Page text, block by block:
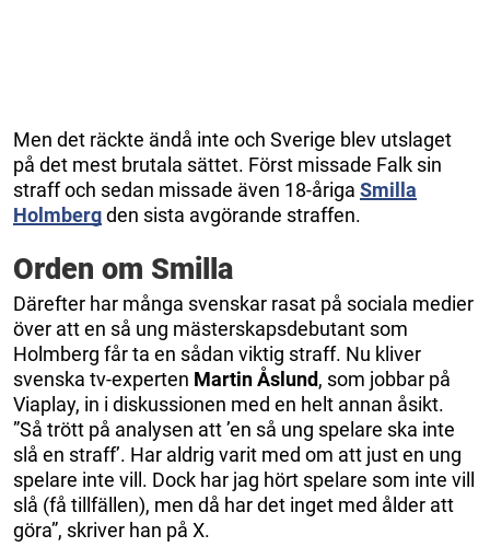
Men det räckte ändå inte och Sverige blev utslaget
på det mest brutala sättet. Först missade Falk sin
straff och sedan missade även 18-åriga Smilla
Holmbergden sista avgörande straffen.
Orden om Smilla
Därefter har många svenskar rasat på sociala medier
över att en så ung mästerskapsdebutant som
Holmberg får ta en sådan viktig straff. Nu kliver
svenska tv-experten Martin Åslund, som jobbar på
Viaplay, in i diskussionen med en helt annan åsikt.
”Så trött på analysen att ’en så ung spelare ska inte
slå en straff’. Har aldrig varit med om att just en ung
spelare inte vill. Dock har jag hört spelare som inte vill
slå (få tillfällen), men då har det inget med ålder att
göra”, skriver han på X.